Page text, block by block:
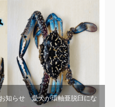
知らせ 愛犬が環軸亜脱臼にな